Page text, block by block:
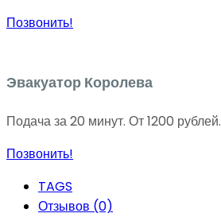
Позвонить!
Эвакуатор Королева
Подача за 20 минут. От 1200 рублей.
Позвонить!
TAGS
Отзывов (0)